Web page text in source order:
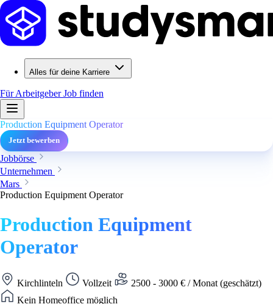
Alles für deine Karriere
Für ArbeitgeberJob finden
Production Equipment Operator
Jetzt bewerben
Jobbörse
Unternehmen
Mars
Production Equipment Operator
Production Equipment
Operator
Kirchlinteln Vollzeit
2500 - 3000 € / Monat (geschätzt)
Kein Homeoffice möglich